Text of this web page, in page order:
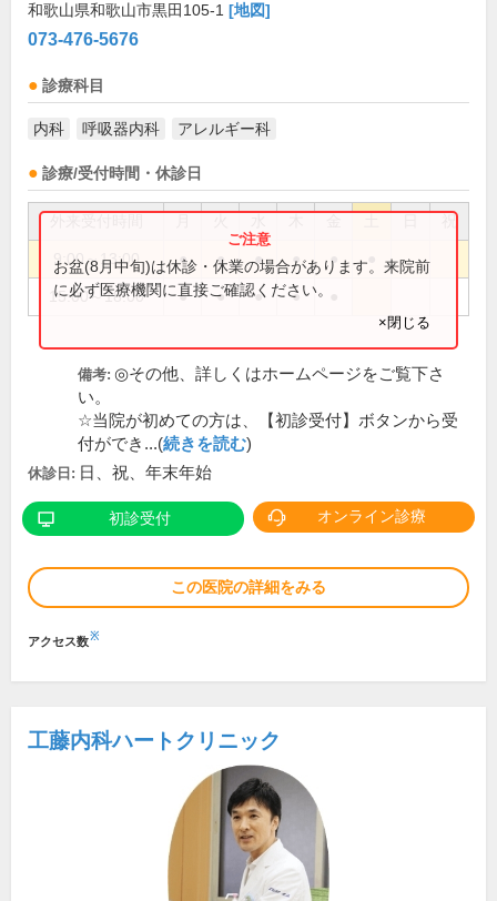
和歌山県和歌山市黒田105-1 [地図]
073-476-5676
診療科目
内科 呼吸器内科 アレルギー科
診療/受付時間・休診日
祝
9:00～13:00 ● ● ● ● ●
15:00～18:00 ● ● ● ●
お盆(8月中旬)は休診・休業の場合があります。来院前
に必ず医療機関に直接ご確認ください。
×閉じる
備考: ◎その他、詳しくはホームページをご覧下さ
い。
☆当院が初めての方は、【初診受付】ボタンから受
付ができ...(続きを読む)
休診日: 日、祝、年末年始
初診受付 オンライン診療
この医院の詳細をみる
アクセス数※
工藤内科ハートクリニック